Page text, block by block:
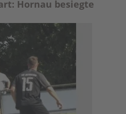
Hornau besiegte